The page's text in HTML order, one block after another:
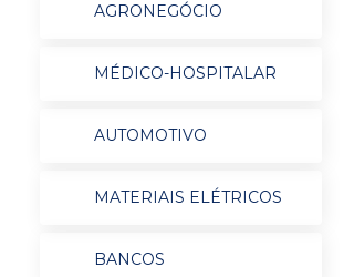
AGRONEGÓCIO
MÉDICO-HOSPITALAR
AUTOMOTIVO
MATERIAIS ELÉTRICOS
BANCOS